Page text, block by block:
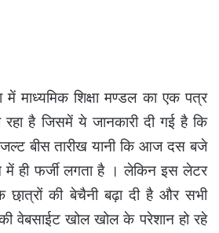
में माध्यमिक शिक्षा मण्डल का एक पत्र
है जिसमें ये जानकारी दी गई है कि
बीस तारीख यानी कि आज दस बजे
में ही फर्जी लगता है । लेकिन इस लेटर
छा़त्रों की बेचैनी बढ़ा दी है और सभी
की वेबसाईट खोल खोल के परेशान हो रहे